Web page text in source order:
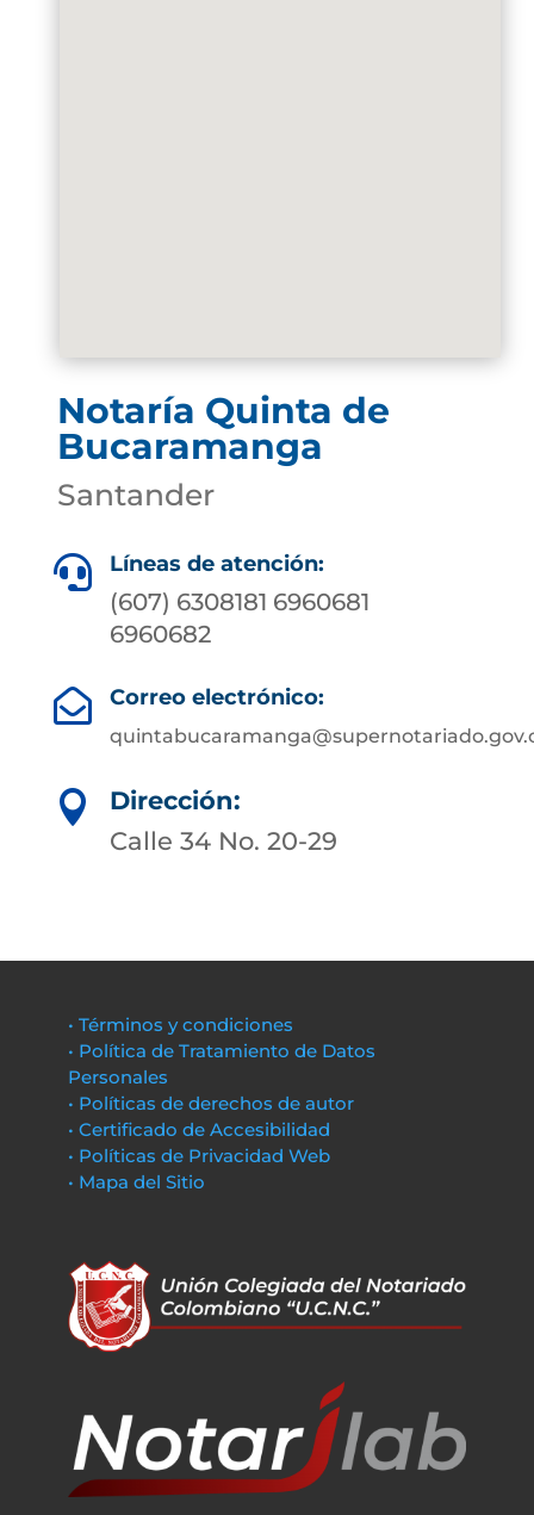
Notaría Quinta de
Bucaramanga
Santander
 Líneas de atención:
(607) 6308181 6960681
6960682
 Correo electrónico:

Dirección:
Calle 34 No. 20-29
• Términos y condiciones
• Política de Tratamiento de Datos
Personales
• Políticas de derechos de autor
• Certificado de Accesibilidad
• Políticas de Privacidad Web
• Mapa del Sitio